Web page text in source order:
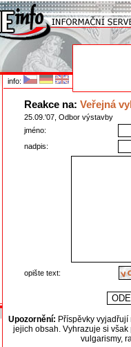
info:
Reakce na: Veřejná
25.09.'07, Odbor výstavby
jméno:
nadpis:
opište text:
Upozornění: Příspěvky
jejich obsah. Vyhrazuje si
vulgarismy,